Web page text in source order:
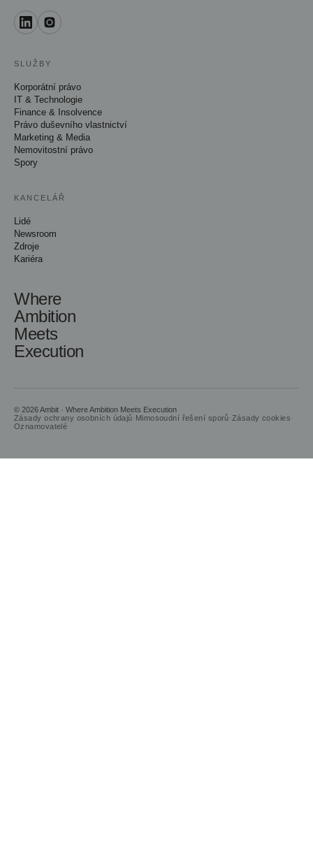
SLUŽBY
Korporátní právo
IT & Technologie
Finance & Insolvence
Právo duševního vlastnictví
Marketing & Media
Nemovitostní právo
Spory
KANCELÁŘ
Lidé
Newsroom
Zdroje
Kariéra
Where
Ambition
Meets
Execution
© 2026 Ambit · Where Ambition Meets Execution
Zásady ochrany osobních údajů· Mimosoudní řešení sporů· Zásady cookies·
Oznamovatelé